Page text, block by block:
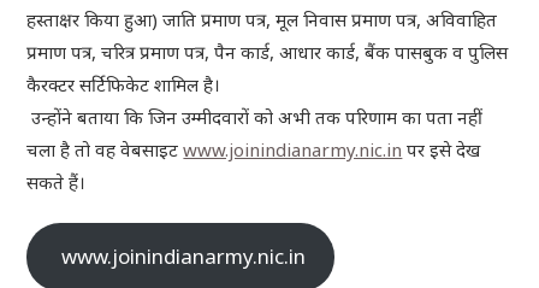
हस्ताक्षर किया हुआ) जाति प्रमाण पत्र, मूल निवास प्रमाण पत्र, अविवाहित
प्रमाण पत्र, चरित्र प्रमाण पत्र, पैन कार्ड, आधार कार्ड, बैंक पासबुक व पुलिस
कैरक्टर सर्टिफिकेट शामिल है।
उन्होंने बताया कि जिन उम्मीदवारों को अभी तक परिणाम का पता नहीं
चला है तो वह वेबसाइटwww.joinindianarmy.nic.in पर इसे देख
सकते हैं।
www.joinindianarmy.nic.in